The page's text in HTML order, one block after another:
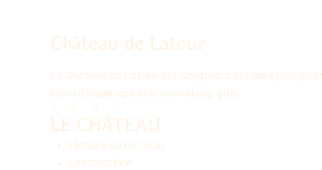
Château de Latour
Le Château de Latour-sur-Sorgues, c’est bien plus
bibliothèque, épicerie, coworking, gîte…
LE CHÂTEAU
Histoire du château
L'association